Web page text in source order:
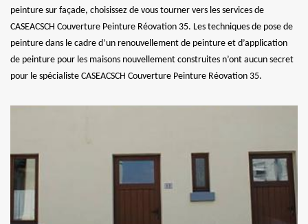
peinture sur façade, choisissez de vous tourner vers les services de
CASEACSCH Couverture Peinture Réovation 35. Les techniques de pose de
peinture dans le cadre d’un renouvellement de peinture et d’application
de peinture pour les maisons nouvellement construites n’ont aucun secret
pour le spécialiste CASEACSCH Couverture Peinture Réovation 35.